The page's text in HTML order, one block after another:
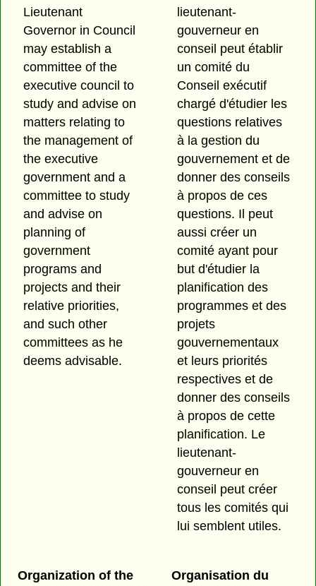
Lieutenant
Governor in Council
may establish a
committee of the
executive council to
study and advise on
matters relating to
the management of
the executive
government and a
committee to study
and advise on
planning of
government
programs and
projects and their
relative priorities,
and such other
committees as he
deems advisable.
lieutenant-
gouverneur en
conseil peut établir
un comité du
Conseil exécutif
chargé d'étudier les
questions relatives
à la gestion du
gouvernement et de
donner des conseils
à propos de ces
questions. Il peut
aussi créer un
comité ayant pour
but d'étudier la
planification des
programmes et des
projets
gouvernementaux
et leurs priorités
respectives et de
donner des conseils
à propos de cette
planification. Le
lieutenant-
gouverneur en
conseil peut créer
tous les comités qui
lui semblent utiles.
Organization of the
Organisation du